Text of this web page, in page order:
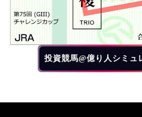
投資競馬@億り人シミュ